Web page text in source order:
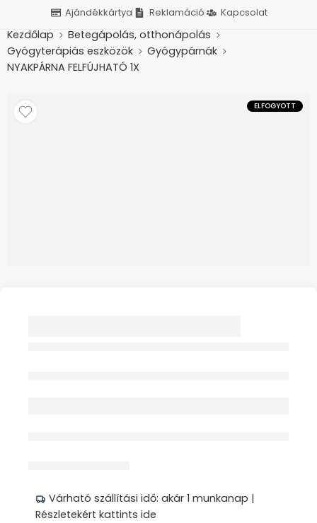
Ajándékkártya Reklamáció Kapcsolat
Kezdőlap
Betegápolás, otthonápolás
Gyógyterápiás eszközök
Gyógypárnák
NYAKPÁRNA FELFÚJHATÓ 1X
ELFOGYOTT
Várható szállítási idő: akár 1 munkanap |
Részletekért kattints ide